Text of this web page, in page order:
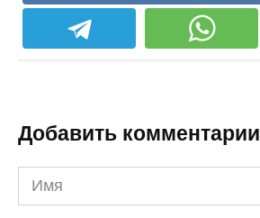
Добавить комментарии
Имя